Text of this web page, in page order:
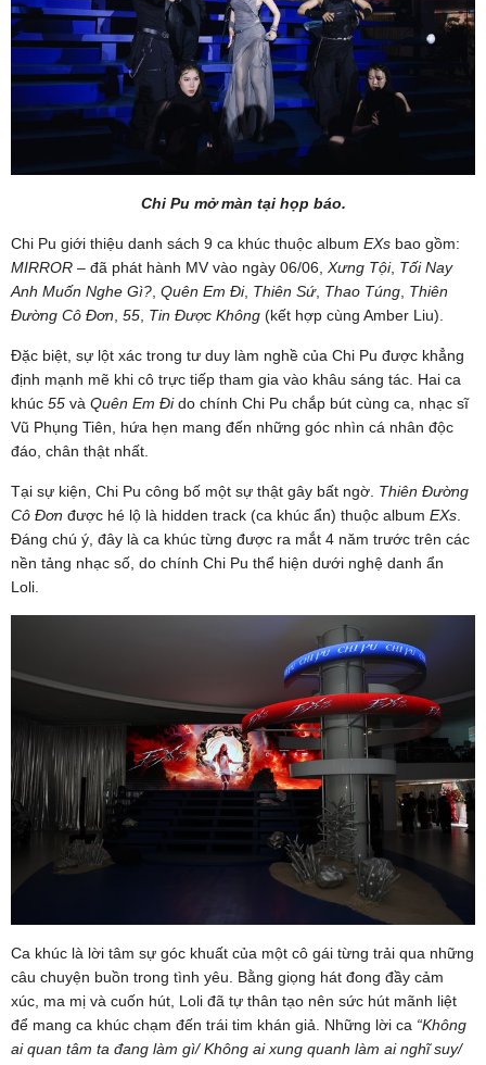
Chi Pu mở màn tại họp báo.
Chi Pu giới thiệu danh sách 9 ca khúc thuộc album EXs bao gồm:
MIRROR – đã phát hành MV vào ngày 06/06, Xưng Tội, Tối Nay
Anh Muốn Nghe Gì? Quên Em Đi, Thiên Sứ, Thao Túng Thiên
Đường Cô Đơn 55 Tin Được Không (kết hợp cùng Amber Liu).
Đặc biệt, sự lột xác trong tư duy làm nghề của Chi Pu được khẳng
định mạnh mẽ khi cô trực tiếp tham gia vào khâu sáng tác. Hai ca
khúc 55 và Quên Em Đido chính Chi Pu chắp bút cùng ca, nhạc sĩ
Vũ Phụng Tiên, hứa hẹn mang đến những góc nhìn cá nhân độc
đáo, chân thật nhất.
Tại sự kiện, Chi Pu công bố một sự thật gây bất ngờ. Thiên Đường
Cô Đơn được hé lộ là hidden track (ca khúc ẩn) thuộc album EXs
Đáng chú ý, đây là ca khúc từng được ra mắt 4 năm trước trên các
nền tảng nhạc số, do chính Chi Pu thể hiện dưới nghệ danh ẩn
Loli.
Ca khúc là lời tâm sự góc khuất của một cô gái từng trải qua những
câu chuyện buồn trong tình yêu. Bằng giọng hát đong đầy cảm
xúc, ma mị và cuốn hút, Loli đã tự thân tạo nên sức hút mãnh liệt
để mang ca khúc chạm đến trái tim khán giả. Những lời ca “Không
ai quan tâm ta đang làm gì/ Không ai xung quanh làm ai nghĩ suy/